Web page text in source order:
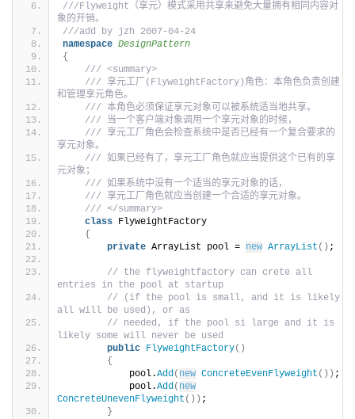
///Flyweight（享元）模式采用共享来避免大量拥有相同内容对
象的开销。
///add by jzh 2007-04-24
namespace DesignPattern
{
/// <summary>
/// 享元工厂(FlyweightFactory)角色：本角色负责创建
和管理享元角色。
/// 本角色必须保证享元对象可以被系统适当地共享。
/// 当一个客户端对象调用一个享元对象的时候，
/// 享元工厂角色会检查系统中是否已经有一个复合要求的
享元对象。
/// 如果已经有了，享元工厂角色就应当提供这个已有的享
元对象；
/// 如果系统中没有一个适当的享元对象的话，
/// 享元工厂角色就应当创建一个合适的享元对象。
/// </summary>
class FlyweightFactory
{
private ArrayList pool = new ArrayList () ;
// the flyweightfactory can crete all
entries in the pool at startup
// (if the pool is small, and it is likely
all will be used), or as
// needed, if the pool si large and it is
likely some will never be used
public FlyweightFactory()
{
            pool.
Add( new ConcreteEvenFlyweight ()) ;
            pool.
Add( new
ConcreteUnevenFlyweight ()) ;
}